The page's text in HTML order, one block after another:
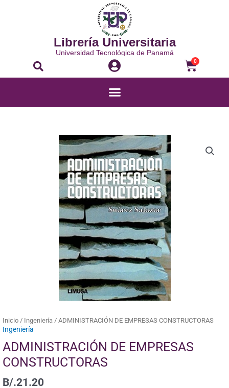
Librería Universitaria
Universidad Tecnológica de Panamá
Buscar 0
Carrito
Menú
Inicio / Ingeniería / ADMINISTRACIÓN DE EMPRESAS CONSTRUCTORAS
Ingeniería
ADMINISTRACIÓN DE EMPRESAS
CONSTRUCTORAS
B/.21.20
ADMINISTRACIÓN
CONSTRUCTORAS